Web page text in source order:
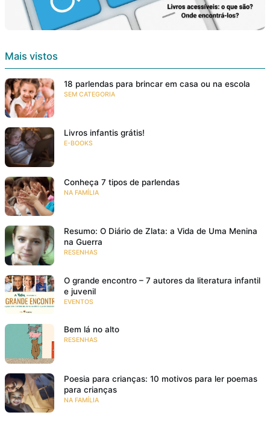
Mais vistos
18 parlendas para brincar em casa ou na escola
SEM CATEGORIA
Livros infantis grátis!
E-BOOKS
Conheça 7 tipos de parlendas
NA FAMÍLIA
Resumo: O Diário de Zlata: a Vida de Uma Menina
na Guerra
RESENHAS
O grande encontro – 7 autores da literatura infantil
e juvenil
EVENTOS
Bem lá no alto
RESENHAS
Poesia para crianças: 10 motivos para ler poemas
para crianças
NA FAMÍLIA